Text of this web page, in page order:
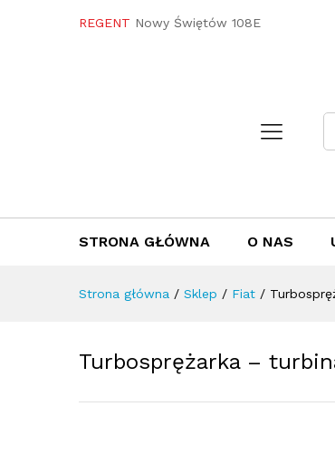
REGENT Nowy Świętów 108E
STRONA GŁÓWNA O NAS
Strona główna / Sklep / Fiat /
Turbosprężarka –
Towar / Usługa